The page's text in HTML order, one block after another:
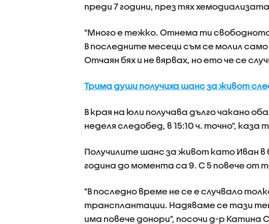
преди 7 години, през тях
"Много е тежко. Отнема ти
В последните месеци съм се молил
Отчаян бях и не вярвах, но ето че се
Трима души получиха шанс за живот
В края на юли получава дълго чакано
неделя следобед, в 15:10 ч. точно", каза
Получилите шанс за живот като Иван в
година до момента са 9. С 5 повече от
"В последно време не се е случвало
трансплантации. Надяваме се тази
има повече донори", посочи д-р Катина